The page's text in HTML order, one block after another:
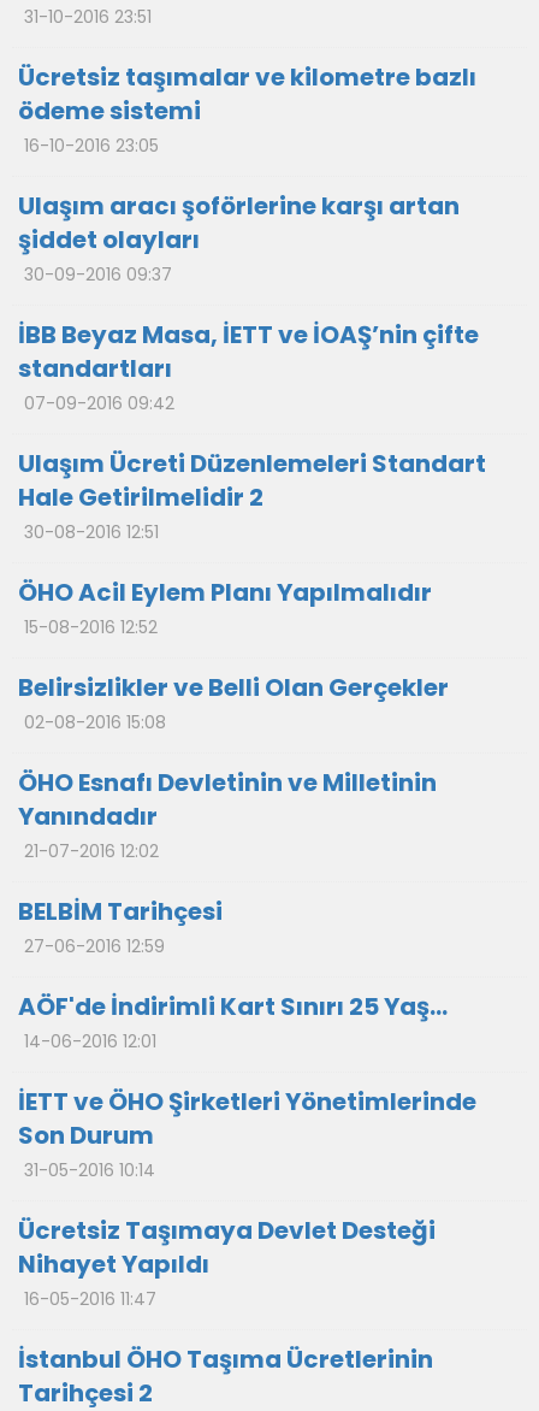
31-10-2016 23:51
Ücretsiz taşımalar ve kilometre bazlı
ödeme sistemi
16-10-2016 23:05
Ulaşım aracı şoförlerine karşı artan
şiddet olayları
30-09-2016 09:37
İBB Beyaz Masa, İETT ve İOAŞ’nin çifte
standartları
07-09-2016 09:42
Ulaşım Ücreti Düzenlemeleri Standart
Hale Getirilmelidir 2
30-08-2016 12:51
ÖHO Acil Eylem Planı Yapılmalıdır
15-08-2016 12:52
Belirsizlikler ve Belli Olan Gerçekler
02-08-2016 15:08
ÖHO Esnafı Devletinin ve Milletinin
Yanındadır
21-07-2016 12:02
BELBİM Tarihçesi
27-06-2016 12:59
AÖF'de İndirimli Kart Sınırı 25 Yaş...
14-06-2016 12:01
İETT ve ÖHO Şirketleri Yönetimlerinde
Son Durum
31-05-2016 10:14
Ücretsiz Taşımaya Devlet Desteği
Nihayet Yapıldı
16-05-2016 11:47
İstanbul ÖHO Taşıma Ücretlerinin
Tarihçesi 2